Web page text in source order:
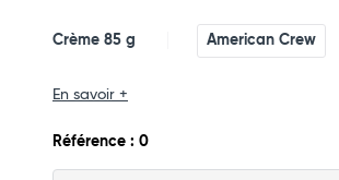
Crème 85 g American Crew
En savoir +
Référence : 0